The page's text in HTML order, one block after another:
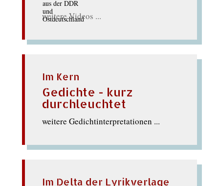
weitere Videos ...
Im Kern
Gedichte - kurz
durchleuchtet
weitere Gedichtinterpretationen ...
Im Delta der Lyrikverlage